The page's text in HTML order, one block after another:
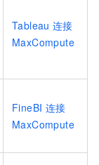
Tableau 连接
MaxCompute
FineBI 连接
MaxCompute